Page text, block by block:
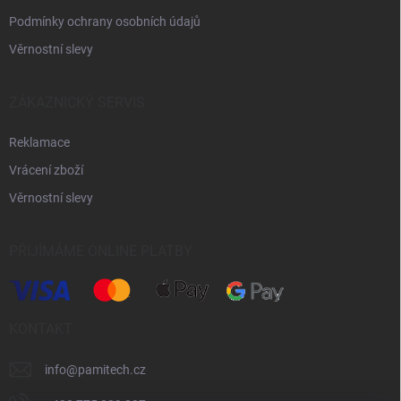
Podmínky ochrany osobních údajů
Věrnostní slevy
Reklamace
Vrácení zboží
Věrnostní slevy
info@pamitech.cz